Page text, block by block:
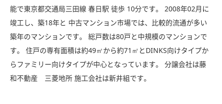
能で東京都交通局三田線 春日駅 徒歩 10分です。 2008年02月に
竣工し、築18年と 中古マンション市場では、比較的流通が多い
築年のマンションです。 総戸数は80戸と中規模のマンションで
す。 住戸の専有面積は約49㎡から約71㎡とDINKS向けタイプか
らファミリー向けタイプが中心となっています。 分譲会社は藤
和不動産 三菱地所 施工会社は新井組です。